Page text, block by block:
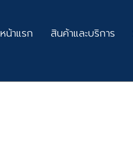
หน้าแรก สินค้าและบริการ